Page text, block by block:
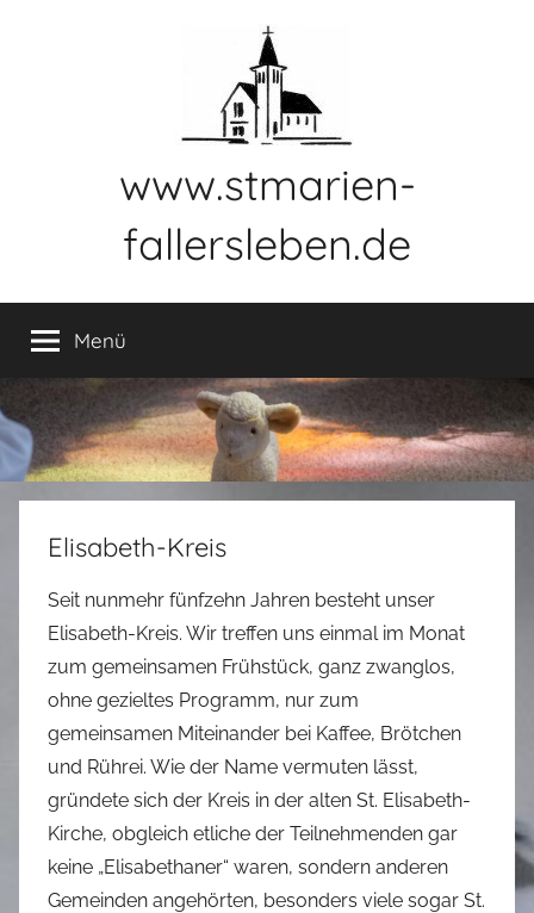
www.stmarien-
fallersleben.de
Menü
Elisabeth-Kreis
Seit nunmehr fünfzehn Jahren besteht unser
Elisabeth-Kreis. Wir treffen uns einmal im Monat
zum gemeinsamen Frühstück, ganz zwanglos,
ohne gezieltes Programm, nur zum
gemeinsamen Miteinander bei Kaffee, Brötchen
und Rührei. Wie der Name vermuten lässt,
gründete sich der Kreis in der alten St. Elisabeth-
Kirche, obgleich etliche der Teilnehmenden gar
keine „Elisabethaner“ waren, sondern anderen
Gemeinden angehörten, besonders viele sogar St.